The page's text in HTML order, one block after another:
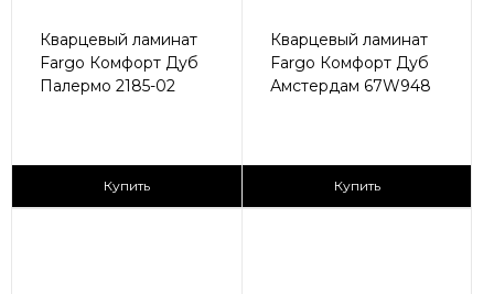
Кварцевый ламинат
Fargo Комфорт Дуб
Палермо 2185-02
2
Купить
Кварцевый ламинат
Fargo Комфорт Дуб
Амстердам 67W948
2
Купить